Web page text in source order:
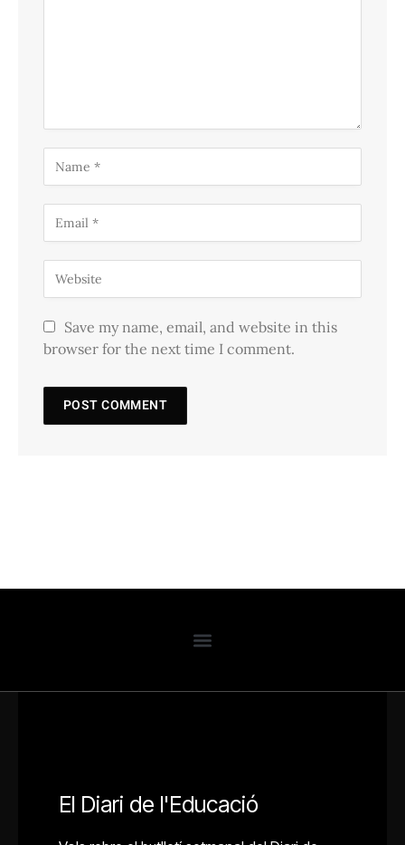
Save my name, email, and website in this
browser for the next time I comment.